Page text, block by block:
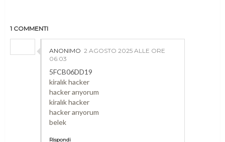
1 COMMENTI
ANONIMO 2 AGOSTO 2025 ALLE ORE
06:03
5FCB06DD19
kiralık hacker
hacker arıyorum
kiralık hacker
hacker arıyorum
belek
Rispondi